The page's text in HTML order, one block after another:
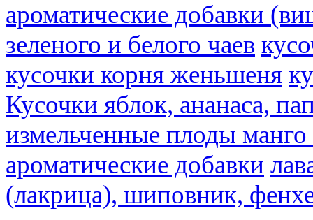
ароматические добавки
зеленого и белого чаев
кусочки корня женьшеня
Кусочки яблок, ананаса,
измельченные плоды
ароматические добавки
(лакрица), шиповник,